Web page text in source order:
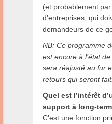
(et probablement
d’entreprises, qui
demandeurs de ce
NB: Ce programme
est encore à l’état
sera réajusté au fur
retours qui seront fait.
Quel est l’intérêt
support à long-
C’est une fonction